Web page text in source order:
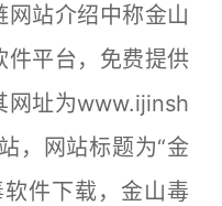
站介绍中称金山
件平台，免费提供
网址为www.ijinsh
，网站标题为“金
件下载，金山毒